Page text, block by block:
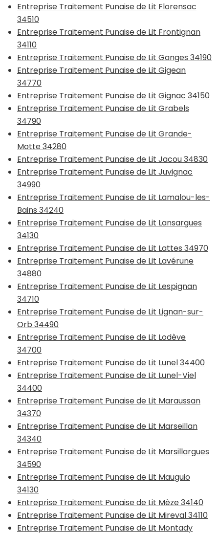
Entreprise Traitement Punaise de Lit Florensac
34510
Entreprise Traitement Punaise de Lit Frontignan
34110
Entreprise Traitement Punaise de Lit Ganges 34190
Entreprise Traitement Punaise de Lit Gigean
34770
Entreprise Traitement Punaise de Lit Gignac 34150
Entreprise Traitement Punaise de Lit Grabels
34790
Entreprise Traitement Punaise de Lit Grande-
Motte 34280
Entreprise Traitement Punaise de Lit Jacou 34830
Entreprise Traitement Punaise de Lit Juvignac
34990
Entreprise Traitement Punaise de Lit Lamalou-les-
Bains 34240
Entreprise Traitement Punaise de Lit Lansargues
34130
Entreprise Traitement Punaise de Lit Lattes 34970
Entreprise Traitement Punaise de Lit Lavérune
34880
Entreprise Traitement Punaise de Lit Lespignan
34710
Entreprise Traitement Punaise de Lit Lignan-sur-
Orb 34490
Entreprise Traitement Punaise de Lit Lodève
34700
Entreprise Traitement Punaise de Lit Lunel 34400
Entreprise Traitement Punaise de Lit Lunel-Viel
34400
Entreprise Traitement Punaise de Lit Maraussan
34370
Entreprise Traitement Punaise de Lit Marseillan
34340
Entreprise Traitement Punaise de Lit Marsillargues
34590
Entreprise Traitement Punaise de Lit Mauguio
34130
Entreprise Traitement Punaise de Lit Mèze 34140
Entreprise Traitement Punaise de Lit Mireval 34110
Entreprise Traitement Punaise de Lit Montady